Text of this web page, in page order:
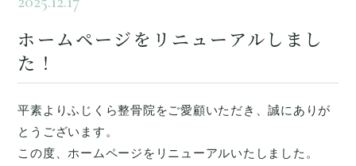
ホームページをリニューアルしまし
た！
平素よりふじくら整骨院をご愛顧いただき、誠にありが
とうございます。
この度、ホームページをリニューアルいたしました。